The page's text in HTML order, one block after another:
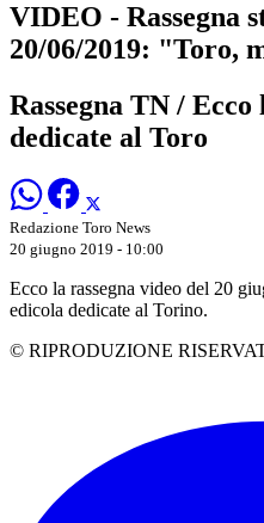
VIDEO - Rassegna
20/06/2019: "Toro,
Rassegna TN /
dedicate al Toro
Redazione Toro News
20 giugno 2019 - 10:00
Ecco la rassegna video del 20
edicola dedicate al Torino.
© RIPRODUZIONE